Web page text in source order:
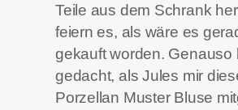
Teile aus dem Schrank
feiern es, als wäre es
gekauft worden. Genauso
gedacht, als Jules mir
Porzellan Muster Bluse